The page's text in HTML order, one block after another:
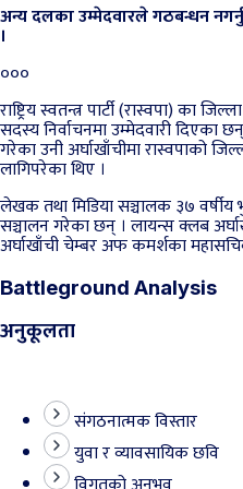
अन्य दलका उम्मेदवारले गठबन्धन
।
०००
राष्ट्रिय स्वतन्त्र पार्टी (रास्वपा) का
सदस्य निर्वाचनमा उम्मेदवारी दिएका
गरेका उनी अर्घाखाँचीमा रास्वपाको
लागिपरेका थिए ।
लेखक तथा मिडिया सञ्चालक ३७
सञ्चालन गरेका छन् । लायन्स क्लब
अर्घाखाँची चेम्बर अफ कमर्शका
Battleground Analysis
अनुकूलता
संगठनात्मक विस्तार
युवा र व्यावसायिक छवि